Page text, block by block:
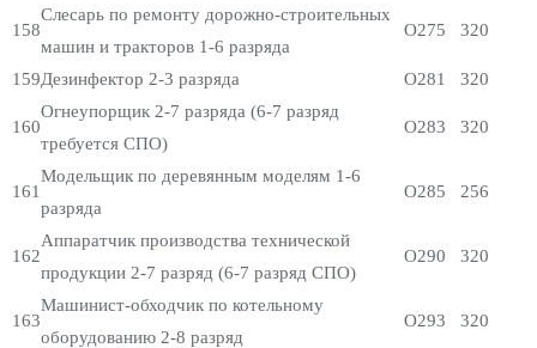
158
Слесарь по ремонту дорожно-строительных
машин и тракторов 1-6 разряда
О275 320
159Дезинфектор 2-3 разряда О281 320
160
Огнеупорщик 2-7 разряда (6-7 разряд
требуется СПО)
О283 320
161
Модельщик по деревянным моделям 1-6
разряда
О285 256
162
Аппаратчик производства технической
продукции 2-7 разряд (6-7 разряд СПО)
О290 320
163
Машинист-обходчик по котельному
оборудованию 2-8 разряд
О293 320